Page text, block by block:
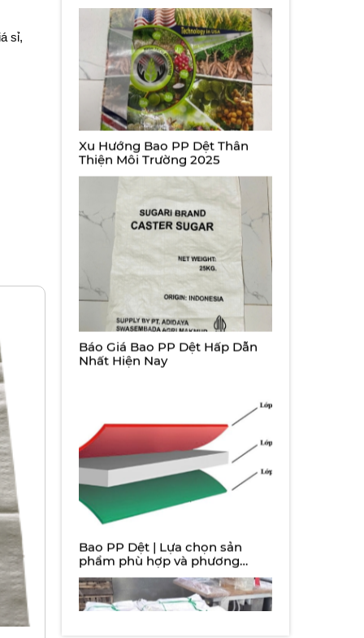
sỉ,
Báo Giá Bao PP Dệt Hấp Dẫn
Nhất Hiện Nay
Bao PP Dệt | Lựa chọn sản
Bao PP Dệt Đựng Bột – Tối Ưu
Cho Lưu Trữ và Vận Chuyển